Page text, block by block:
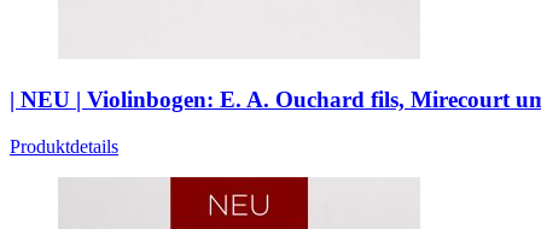
| NEU | Violinbogen: E. A. Ouchard fils, Mirecourt
Produktdetails